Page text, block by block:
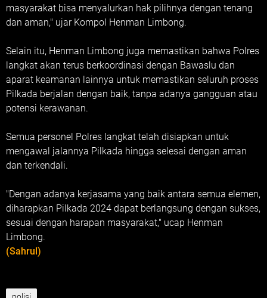
masyarakat bisa menyalurkan hak pilihnya dengan tenang
dan aman," ujar Kompol Henman Limbong.
Selain itu, Henman Limbong juga memastikan bahwa Polres
langkat akan terus berkoordinasi dengan Bawaslu dan
aparat keamanan lainnya untuk memastikan seluruh proses
Pilkada berjalan dengan baik, tanpa adanya gangguan atau
potensi kerawanan.
Semua personel Polres langkat telah disiapkan untuk
mengawal jalannya Pilkada hingga selesai dengan aman
dan terkendali.
"Dengan adanya kerjasama yang baik antara semua elemen,
diharapkan Pilkada 2024 dapat berlangsung dengan sukses,
sesuai dengan harapan masyarakat," ucap Henman
Limbong.
(Sahrul)